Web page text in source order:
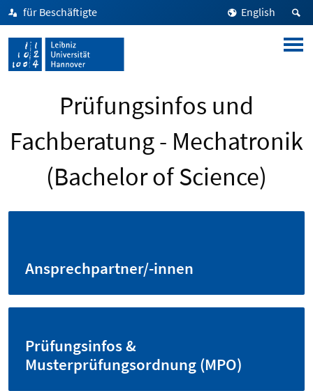
für Beschäftigte English
Prüfungsinfos und
Fachberatung - Mechatronik
(Bachelor of Science)
Ansprechpartner/-innen
Prüfungsinfos &
Musterprüfungsordnung (MPO)